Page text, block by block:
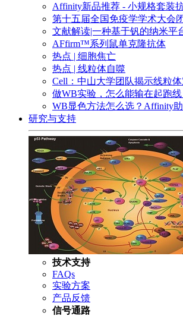
Affinity新品推荐 - 小规格套装
第十五届全国免疫学学术大会
文献解读|一种基于钒的纳米平
AFfirm™系列鼠单克隆抗体
热点 | 细胞焦亡
热点 | 线粒体自噬
Cell：中山大学团队揭示线粒
做WB实验，怎么能输在起跑线
WB显色方法怎么选？Affinity
研究与支持
技术支持
FAQs
实验方案
产品反馈
信号通路